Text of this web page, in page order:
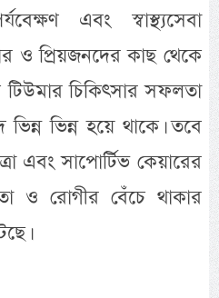
এবং স্বাস্থ্যসেবা
ও প্রিয়জনদের কাছ থেকে
টিউমার চিকিৎসার সফলতা
ভিন্ন হয়ে থাকে। তবে
এবং সাপোর্টিভ কেয়ারের
ও রোগীর বেঁচে থাকার